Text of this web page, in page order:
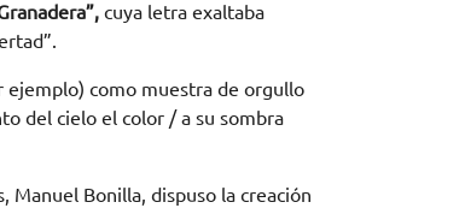
cuya letra exaltaba
ejemplo) como muestra de orgullo
del cielo el color / a su sombra
Manuel Bonilla, dispuso la creación